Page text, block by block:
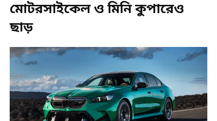
মোটরসাইকেল ও মিনি কুপারেও
ছাড়